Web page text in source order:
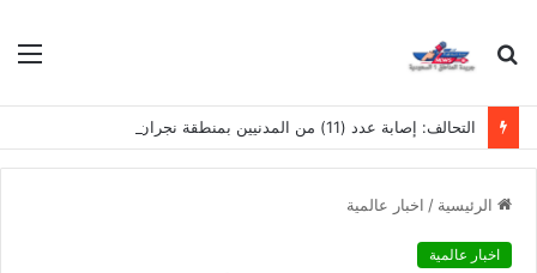
بحث
الرئيسية / اخبار عالمية
اخبار عالمية